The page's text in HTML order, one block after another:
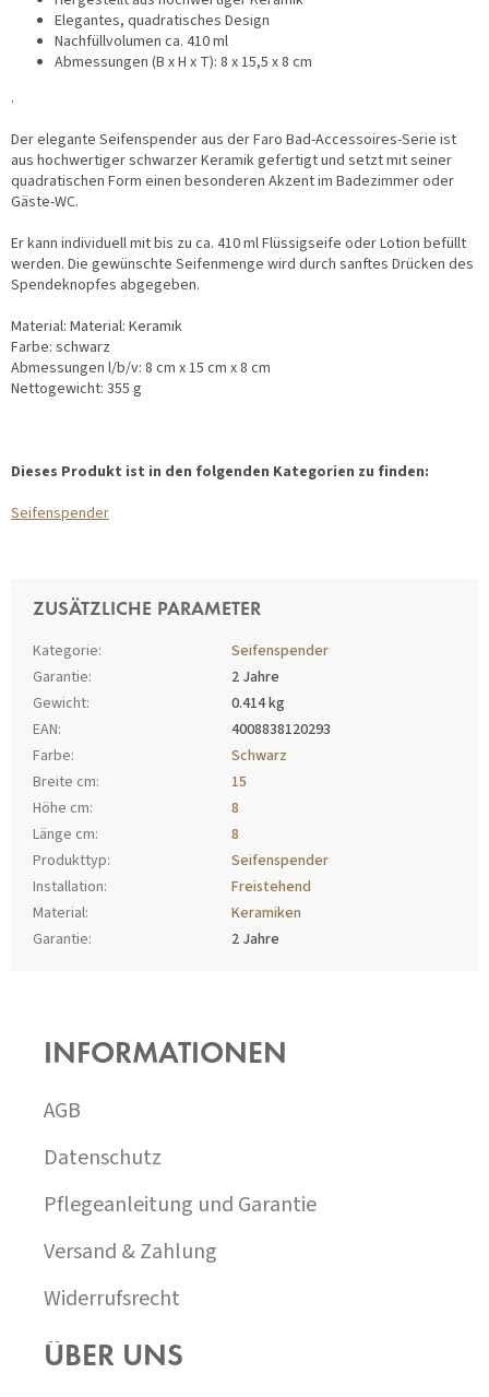
Elegantes, quadratisches Design
Nachfüllvolumen ca. 410 ml
Abmessungen (B x H x T): 8 x 15,5 x 8 cm
.
Der elegante Seifenspender aus der Faro Bad-Accessoires-Serie ist
aus hochwertiger schwarzer Keramik gefertigt und setzt mit seiner
quadratischen Form einen besonderen Akzent im Badezimmer oder
Gäste-WC.
Er kann individuell mit bis zu ca. 410 ml Flüssigseife oder Lotion befüllt
werden. Die gewünschte Seifenmenge wird durch sanftes Drücken des
Spendeknopfes abgegeben.
Material: Material: Keramik
Farbe: schwarz
Abmessungen l/b/v: 8 cm x 15 cm x 8 cm
Nettogewicht: 355 g
Dieses Produkt ist in den folgenden Kategorien zu finden:
Seifenspender
ZUSÄTZLICHE PARAMETER
Kategorie:
Seifenspender
Garantie:
2 Jahre
Gewicht:
0.414 kg
EAN:
4008838120293
Farbe:
Schwarz
Breite cm:
15
Höhe cm:
8
Länge cm:
8
Produkttyp:
Seifenspender
Installation:
Freistehend
Material:
Keramiken
Garantie:
2 Jahre
INFORMATIONEN
AGB
Datenschutz
Pflegeanleitung und Garantie
Versand & Zahlung
Widerrufsrecht
ÜBER UNS